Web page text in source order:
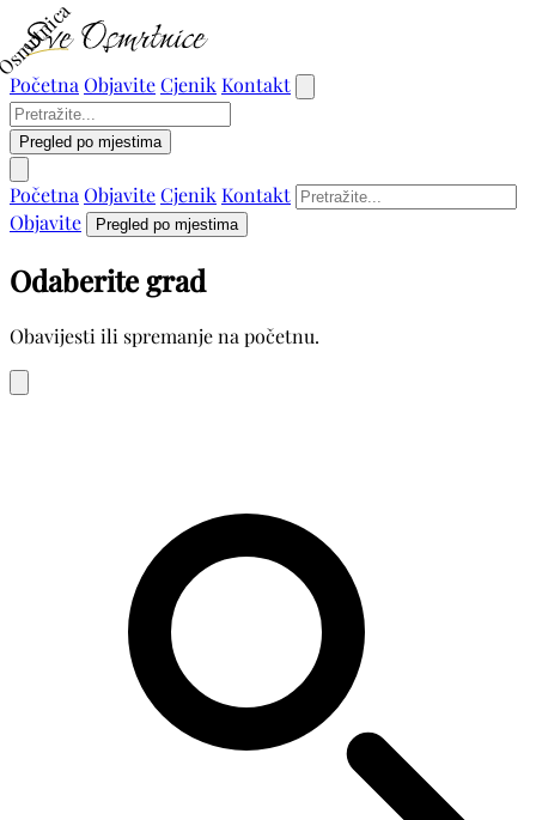
Početna ObjaviteCjenik Kontakt
Pregled po mjestima
Početna ObjaviteCjenik Kontakt
Objavite
Pregled po mjestima
Odaberite grad
Obavijesti ili spremanje na početnu.